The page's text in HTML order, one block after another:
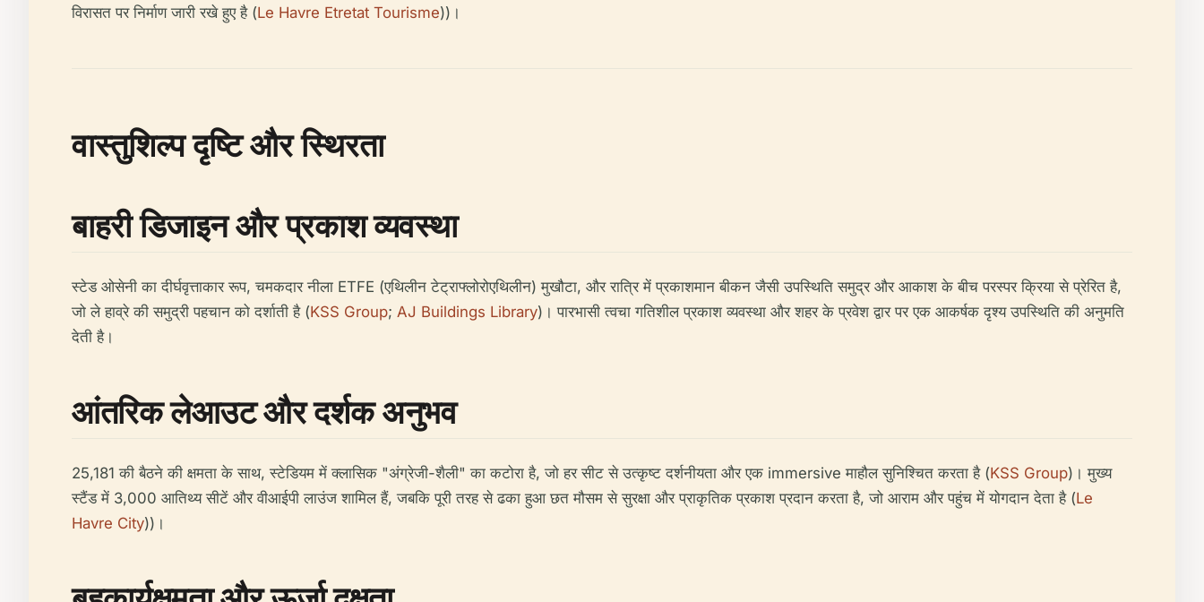
विरासत पर निर्माण जारी रखे हुए है (Le Havre Etretat Tourisme))।
वास्तुशिल्प दृष्टि और स्थिरता
बाहरी डिजाइन और प्रकाश व्यवस्था
स्टेड ओसेनी का दीर्घवृत्ताकार रूप, चमकदार नीला ETFE (एथिलीन टेट्राफ्लोरोएथिलीन) मुखौटा, और रात्रि में प्रकाशमान बीकन जैसी उपस्थिति समुद्र और आकाश के बीच परस्पर क्रिया से प्रेरित है,
जो ले हाव्रे की समुद्री पहचान को दर्शाती है (KSS Group; AJ Buildings Library)। पारभासी त्वचा गतिशील प्रकाश व्यवस्था और शहर के प्रवेश द्वार पर एक आकर्षक दृश्य उपस्थिति की अनुमति
देती है।
आंतरिक लेआउट और दर्शक अनुभव
25,181 की बैठने की क्षमता के साथ, स्टेडियम में क्लासिक "अंग्रेजी-शैली" का कटोरा है, जो हर सीट से उत्कृष्ट दर्शनीयता और एक immersive माहौल सुनिश्चित करता है (KSS Group)। मुख्य
स्टैंड में 3,000 आतिथ्य सीटें और वीआईपी लाउंज शामिल हैं, जबकि पूरी तरह से ढका हुआ छत मौसम से सुरक्षा और प्राकृतिक प्रकाश प्रदान करता है, जो आराम और पहुंच में योगदान देता है (Le
Havre City))।